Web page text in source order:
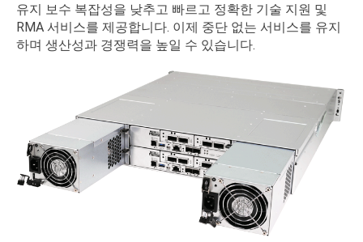
유지 보수 복잡성을 낮추고 빠르고 정확한 기술 지원 및
RMA 서비스를 제공합니다. 이제 중단 없는 서비스를 유지
하며 생산성과 경쟁력을 높일 수 있습니다.